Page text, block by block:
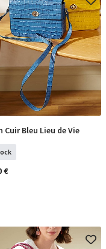
COMMANDER
Cuir Bleu Lieu de Vie
€